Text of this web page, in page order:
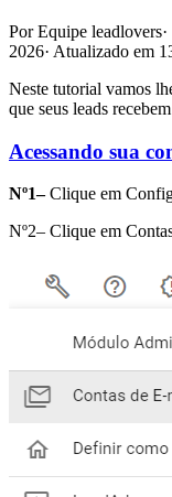
Por Equipe leadlovers·
2026· Atualizado em
Neste tutorial vamos
que seus leads
Acessando sua
Nº1–Clique em
Nº2– Clique em